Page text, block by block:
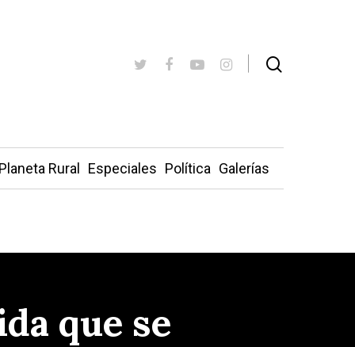
Planeta Rural Especiales Política Galerías
que se